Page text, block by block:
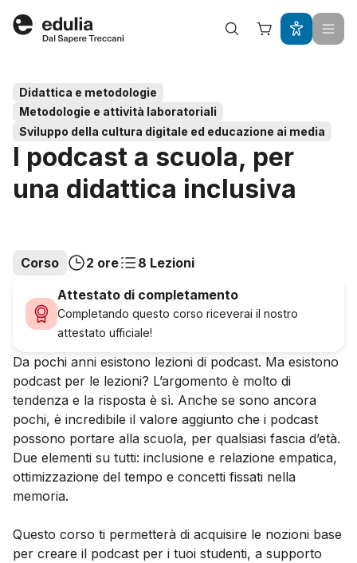
Edulia
Didattica e metodologie
Metodologie e attività laboratoriali
Sviluppo della cultura digitale ed educazione ai media
I podcast a scuola, per
una didattica inclusiva
Corso 2 ore
8 Lezioni
Attestato di completamento
Completando questo corso riceverai il nostro
attestato ufficiale!
Da pochi anni esistono lezioni di podcast. Ma esistono
podcast per le lezioni? L’argomento è molto di
tendenza e la risposta è sì. Anche se sono ancora
pochi, è incredibile il valore aggiunto che i podcast
possono portare alla scuola, per qualsiasi fascia d’età.
Due elementi su tutti: inclusione e relazione empatica,
ottimizzazione del tempo e concetti fissati nella
memoria.
Questo corso ti permetterà di acquisire le nozioni base
per creare il podcast per i tuoi studenti, a supporto